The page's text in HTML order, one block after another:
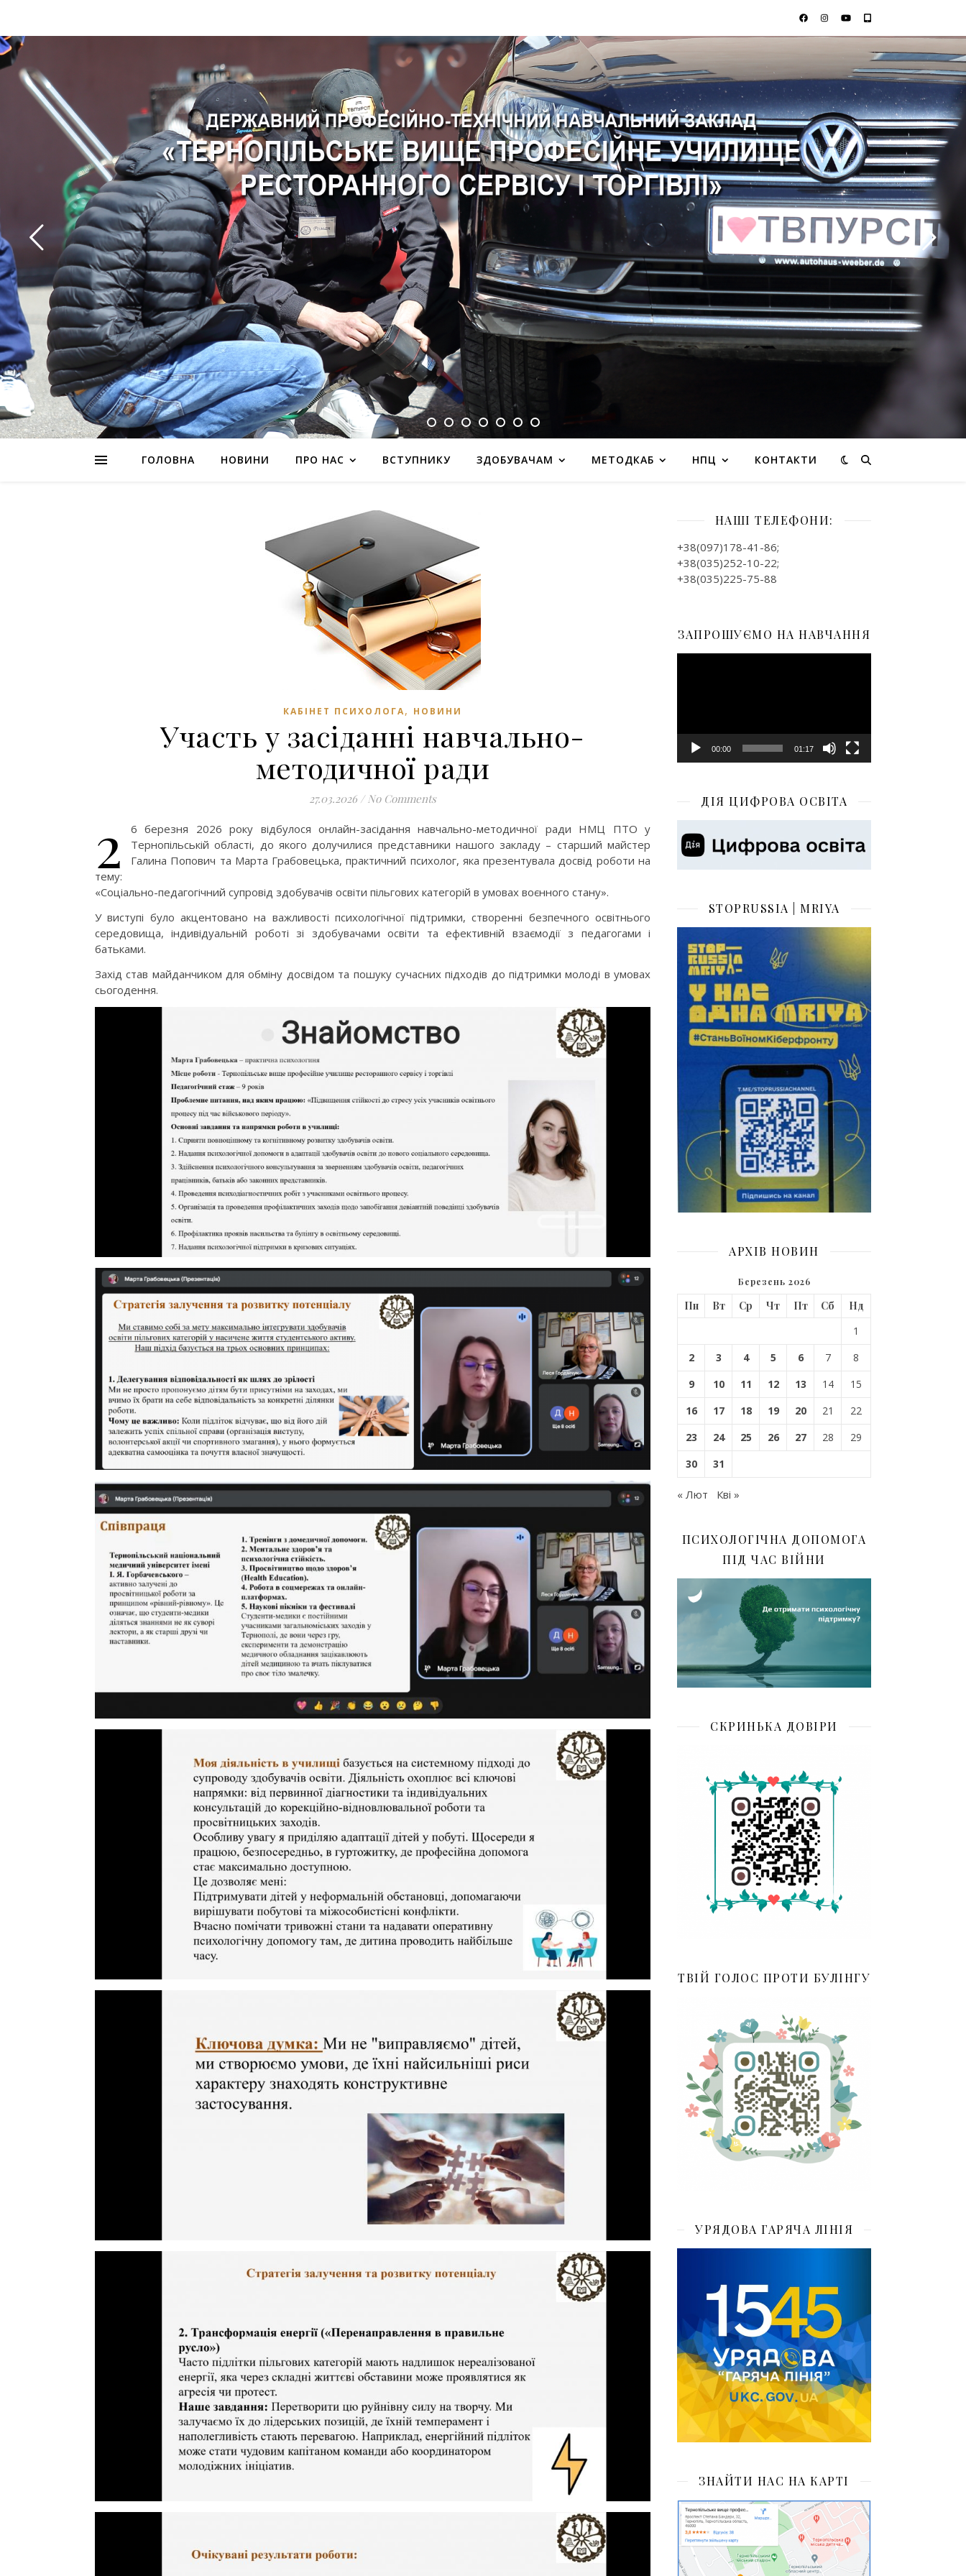
ГОЛОВНА НОВИНИ ПРО НАС ВСТУПНИКУ ЗДОБУВАЧАМ МЕТОДКАБ НПЦ КОНТАКТИ
КАБІНЕТ ПСИХОЛОГА, НОВИНИ
Участь у засіданні навчально-
методичної ради
27.03.2026 / No Comments
2
6 березня 2026 року відбулося онлайн-засідання навчально-методичної ради НМЦ ПТО у
Тернопільській області, до якого долучилися представники нашого закладу – старший майстер
Галина Попович та Марта Грабовецька, практичний психолог, яка презентувала досвід роботи на
тему:
«Соціально-педагогічний супровід здобувачів освіти пільгових категорій в умовах воєнного стану».
У виступі було акцентовано на важливості психологічної підтримки, створенні безпечного освітнього
середовища, індивідуальній роботі зі здобувачами освіти та ефективній взаємодії з педагогами і
батьками.
Захід став майданчиком для обміну досвідом та пошуку сучасних підходів до підтримки молоді в умовах
сьогодення.
НАШІ ТЕЛЕФОНИ:
+38(097)178-41-86;
+38(035)252-10-22;
+38(035)225-75-88
ЗАПРОШУЄМО НА НАВЧАННЯ
00:00 01:17
ДІЯ ЦИФРОВА ОСВІТА
STOPRUSSIA | MRIYA
АРХІВ НОВИН
Березень 2026
Пн Вт Ср Чт Пт Сб
Нд
1
2
3 4 5 6 7
8
9
10 11 12 13 14
15
16
17 18 19 20 21
22
23
24 25 26 27 28
29
30
31
« Лют Кві »
ПСИХОЛОГІЧНА ДОПОМОГА
ПІД ЧАС ВІЙНИ
СКРИНЬКА ДОВІРИ
ТВІЙ ГОЛОС ПРОТИ БУЛІНГУ
УРЯДОВА ГАРЯЧА ЛІНІЯ
ЗНАЙТИ НАС НА КАРТІ